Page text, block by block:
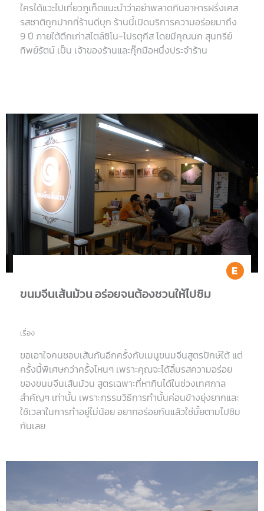
ใครได้แวะไปเที่ยวภูเก็ตแนะนำว่าอย่าพลาดกินอาหารฝรั่งเศส
รสชาติถูกปากที่ร้านดีบุก ร้านนี้เปิดบริการความอร่อยมาถึง
9 ปี ภายใต้ตึกเก่าสไตล์ชิโน-โปรตุกีส โดยมีคุณนก สุนทรีย์
ทิพย์รัตน์ เป็น เจ้าของร้านและกุ๊กมือหนึ่งประจำร้าน
ขนมจีนเส้นม้วน อร่อยจนต้องชวนให้ไปชิม
เรื่อง
ขอเอาใจคนชอบเส้นกันอีกครั้งกับเมนูขนมจีนสูตรปักษ์ใต้ แต่
ครั้งนี้พิเศษกว่าครั้งไหนๆ เพราะคุณจะได้ลิ้มรสความอร่อย
ของขนมจีนเส้นม้วน สูตรเฉพาะที่หากินได้ในช่วงเทศกาล
สำคัญๆ เท่านั้น เพราะกรรมวิธีการทำนั้นค่อนข้างยุ่งยากและ
ใช้เวลาในการทำอยู่ไม่น้อย อยากอร่อยกันแล้วใช่มั้ยตามไปชิม
กันเลย